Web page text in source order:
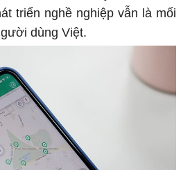
triển nghề nghiệp vẫn là mối
dùng Việt.